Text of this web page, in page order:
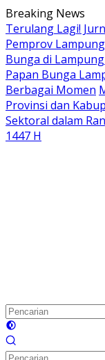
Langsung
ke
konten
Breaking News
Terulang Lagi!
Pemprov Lampung
Bunga di
Papan Bunga
Berbagai Momen
Provinsi dan
Sektoral dalam
1447 H